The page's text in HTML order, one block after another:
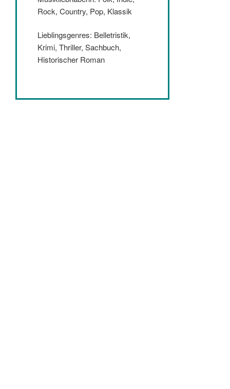
Rock, Country, Pop, Klassik
Lieblingsgenres: Belletristik,
Krimi, Thriller, Sachbuch,
Historischer Roman